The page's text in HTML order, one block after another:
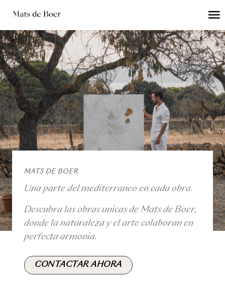
contenido
MATS DE BOER
Una parte del mediterraneo en cada obra.
Descubra las obras únicas de Mats de Boer,
donde la naturaleza y el arte colaboran en
perfecta armonía.
CONTACTAR AHORA